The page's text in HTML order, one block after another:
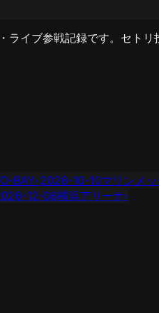
イブ参戦記録です。セトリ
BAY› 2026-10-10マリンメ
12-06横浜アリーナ›